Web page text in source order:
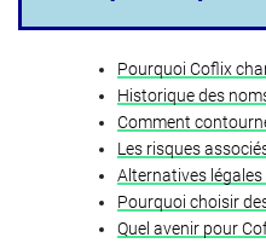
Pourquoi Coflix
Historique des
Comment
Les risques
Alternatives légales
Pourquoi choisir
Quel avenir pour